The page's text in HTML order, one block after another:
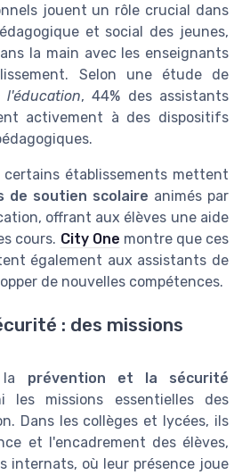
jouent un rôle crucial dans
et social des jeunes,
la main avec les enseignants
Selon une étude de
, 44% des assistants
activement à des dispositifs
certains établissements mettent
de soutien scolaire animés par
offrant aux élèves une aide
cours. City One montre que ces
également aux assistants de
de nouvelles compétences.
: des missions
la prévention et la sécurité
les missions essentielles des
Dans les collèges et lycées, ils
et l'encadrement des élèves,
internats, où leur présence joue